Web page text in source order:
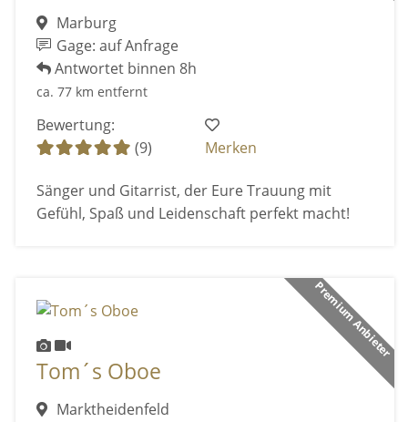
Marburg
Gage: auf Anfrage
Antwortet binnen 8h
ca. 77 km entfernt
Bewertung:
(9)
Merken
Sänger und Gitarrist, der Eure Trauung mit
Gefühl, Spaß und Leidenschaft perfekt macht!
Premium Anbieter
Tom´s Oboe
Marktheidenfeld